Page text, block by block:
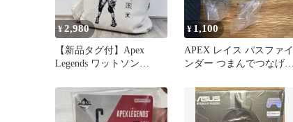
¥2,980
【新品タグ付】Apex
Legends ワットソン
¥ 1,100
APEX レイス パスファイ
ンダー つまんでつなげて